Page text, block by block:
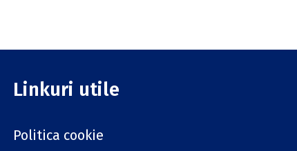
Linkuri utile
Politica cookie